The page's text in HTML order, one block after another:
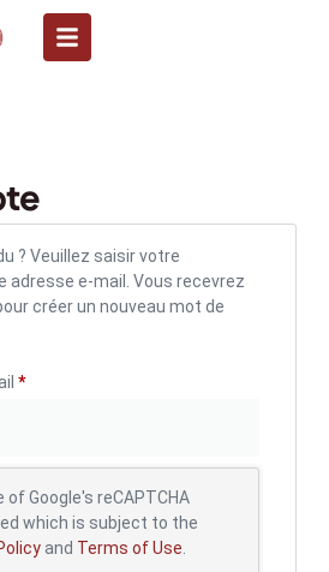
? Veuillez saisir votre
adresse e-mail. Vous recevrez
créer un nouveau mot de
*
of Google's reCAPTCHA
which is subject to the
and Terms of Use